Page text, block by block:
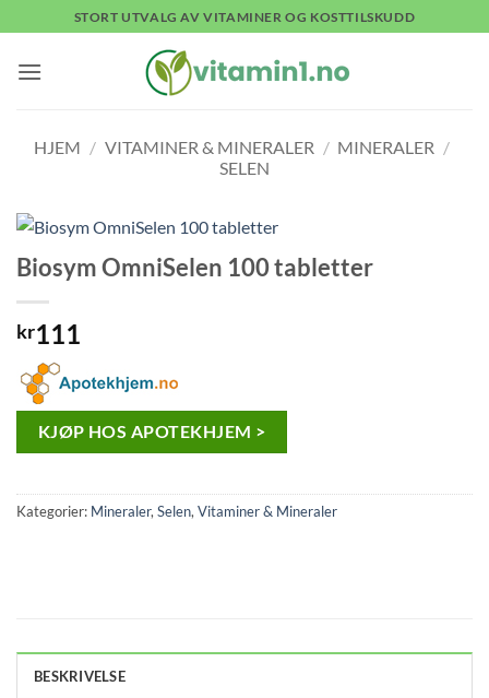
to
content
STORT UTVALG AV VITAMINER OG KOSTTILSKUDD
HJEM / VITAMINER & MINERALER / MINERALER /
SELEN
Biosym OmniSelen 100 tabletter
kr111
KJØP HOS APOTEKHJEM >
Kategorier: Mineraler, Selen, Vitaminer & Mineraler
BESKRIVELSE